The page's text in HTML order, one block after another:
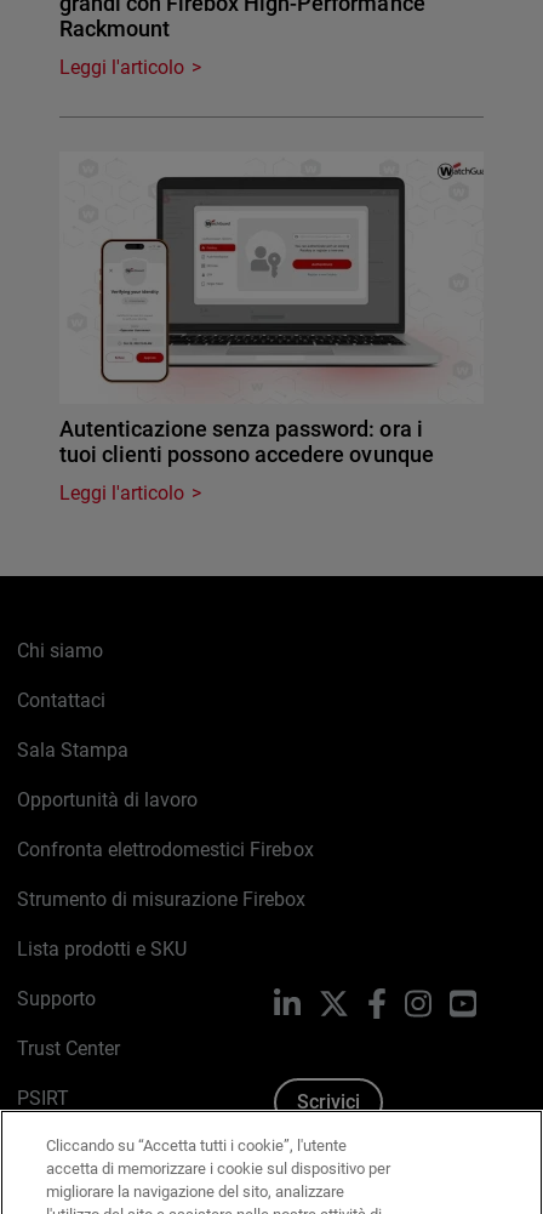
Rackmount
Leggi l'articolo
Autenticazione senza password: ora i
tuoi clienti possono accedere ovunque
Leggi l'articolo
Chi siamo
Contattaci
Sala Stampa
Opportunità di lavoro
Confronta elettrodomestici Firebox
Strumento di misurazione Firebox
Lista prodotti e SKU
Supporto
Trust Center
PSIRT
Politica sui cookie
Informativa sulla privacy
LinkedIn FacebookInstagram
Scrivici
Cliccando su “Accetta tutti i cookie”, l'utente
accetta di memorizzare i cookie sul dispositivo per
migliorare la navigazione del sito, analizzare